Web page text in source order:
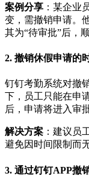
案例分享 ：某企业
变，需撤销申请。
其为“待审批”后，
2. 撤销休假申请的
钉钉考勤系统对撤
下，员工只能在申
后，申请将进入审
解决方案 ：建议员
避免因时间限制而
3. 通过钉钉APP撤